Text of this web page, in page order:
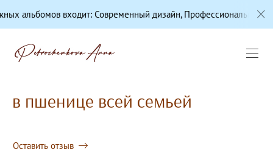
входит: Современный дизайн, Профессиональная
в пшенице всей семьей
Оставить отзыв